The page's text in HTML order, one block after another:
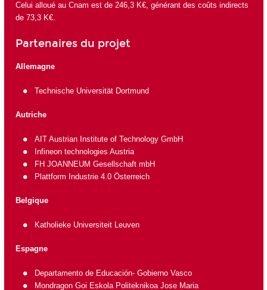
Celui alloué au Cnam est de 246,3 K€, générant des coûts indirects
de 73,3 K€.
Partenaires du projet
Allemagne
Technische Universität Dortmund
Autriche
AIT Austrian Institute of Technology GmbH
Infineon technologies Austria
FH JOANNEUM Gesellschaft mbH
Plattform Industrie 4.0 Österreich
Belgique
Katholieke Universiteit Leuven
Espagne
Departamento de Educación- Gobierno Vasco
Mondragon Goi Eskola Politeknikoa Jose Maria